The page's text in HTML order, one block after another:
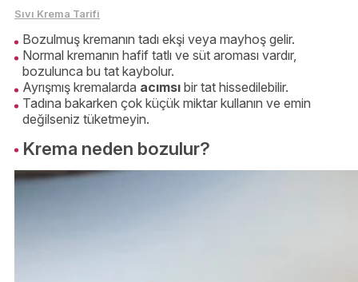
Sıvı Krema Tarifi
Bozulmuş kremanın tadı ekşi veya mayhoş gelir.
Normal kremanın hafif tatlı ve süt aroması vardır,
bozulunca bu tat kaybolur.
Ayrışmış kremalarda acımsı bir tat hissedilebilir.
Tadına bakarken çok küçük miktar kullanın ve emin
değilseniz tüketmeyin.
Krema neden bozulur?